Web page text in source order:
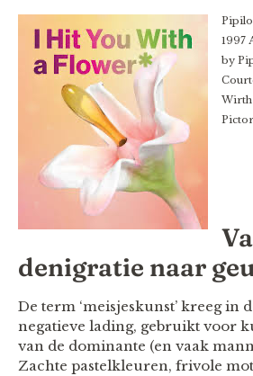
1997
by
Wirth
denigratie naar
De term ‘meisjeskunst’ kreeg in
negatieve lading, gebruikt voor
van de dominante (en vaak
Zachte pastelkleuren, frivole